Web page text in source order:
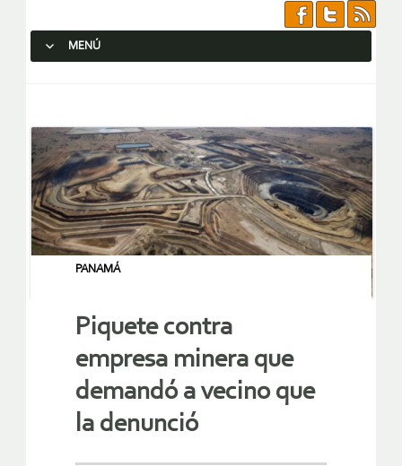
MENÚ
PANAMÁ
Piquete contra
empresa minera que
demandó a vecino que
la denunció